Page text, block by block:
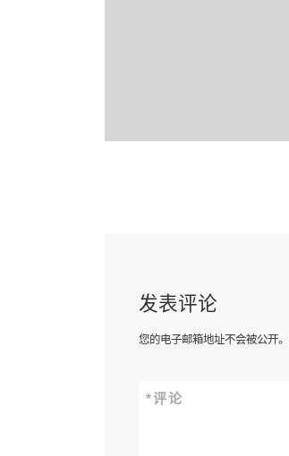
发表评论
您的电子邮箱地址不会被公开。
评论
*